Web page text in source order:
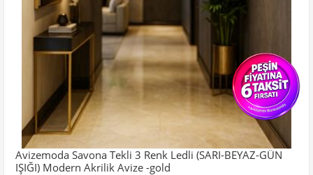
Avizemoda Savona Tekli 3 Renk Ledli (SARI-BEYAZ-GÜN
IŞIĞI) Modern Akrilik Avize -gold